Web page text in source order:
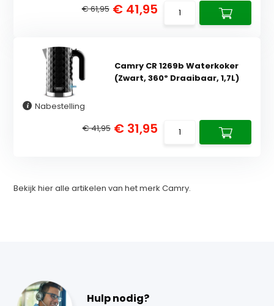
€ 61,95 € 41,95
Camry CR 1269b Waterkoker
(Zwart, 360º Draaibaar, 1,7L)
Nabestelling
€ 41,95 € 31,95
Bekijk hier alle artikelen van het merk Camry.
Hulp nodig?